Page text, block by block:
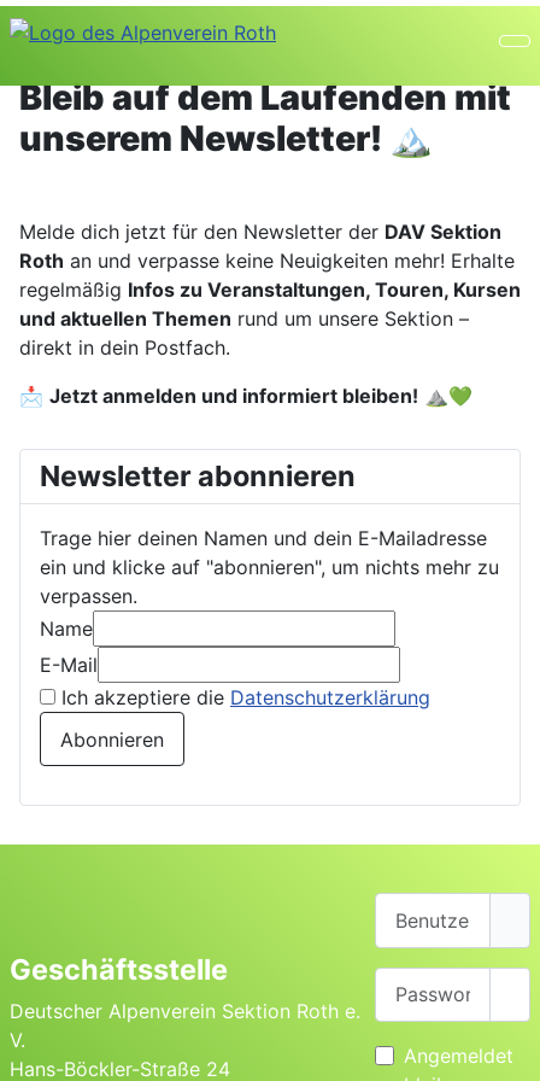
Newsletter abonnieren
Trage hier deinen Namen und dein E-Mailadresse
ein und klicke auf "abonnieren", um nichts mehr zu
verpassen.
Name
E-Mail
Ich akzeptiere die Datenschutzerklärung
Abonnieren
Bleib auf dem Laufenden mit
unserem Newsletter! 🏔️
Melde dich jetzt für den Newsletter der DAV Sektion
Roth an und verpasse keine Neuigkeiten mehr! Erhalte
regelmäßig Infos zu Veranstaltungen, Touren, Kursen
und aktuellen Themen rund um unsere Sektion –
direkt in dein Postfach.
📩 Jetzt anmelden und informiert bleiben! ⛰️💚
Geschäftsstelle
Deutscher Alpenverein Sektion Roth e.
V.
Hans-Böckler-Straße 24
Angemeldet